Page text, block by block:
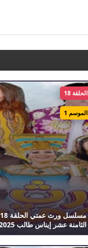
مسلسل ورث عمتي الحلقة 18
الثامنة عشر إيناس طالب 2025
الحلقة 18
الموسم 1